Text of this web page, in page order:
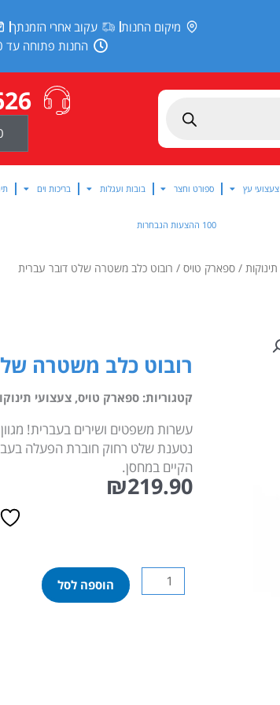
מיקום החנות עקוב אחרי הזמנתך
החנות פתוחה עד 20:00
צעצועי עץ ספורט וחצר בובות ועגלות בריכות וים
100 ההצעות הנבחרות
תינוקות / ספארק טויס / רובוט כלב משטרה שלט דובר עברית
רובוט כלב משטרה
קטגוריות:ספארק טויס,צעצועי
עשרות משפטים ושירים בעברית!
נטענת שלט רחוק חוברת הפעלה
הקיים במחסן.
₪219.90
כמות
של
הוספה לסל